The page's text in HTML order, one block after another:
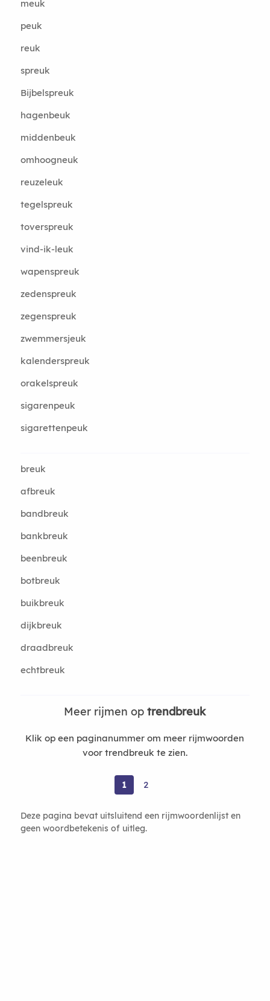
meuk
peuk
reuk
spreuk
Bijbelspreuk
hagenbeuk
middenbeuk
omhoogneuk
reuzeleuk
tegelspreuk
toverspreuk
vind-ik-leuk
wapenspreuk
zedenspreuk
zegenspreuk
zwemmersjeuk
kalenderspreuk
orakelspreuk
sigarenpeuk
sigarettenpeuk
breuk
afbreuk
bandbreuk
bankbreuk
beenbreuk
botbreuk
buikbreuk
dijkbreuk
draadbreuk
echtbreuk
Meer rijmen optrendbreuk
Klik op een paginanummer om meer rijmwoorden
voor trendbreuk te zien.
1 2
Deze pagina bevat uitsluitend een rijmwoordenlijst en
geen woordbetekenis of uitleg.